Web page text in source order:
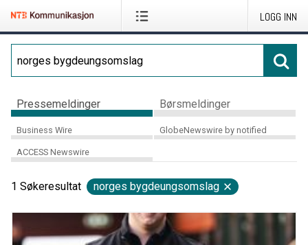
LOGG INN
Pressemeldinger Børsmeldinger
Business Wire GlobeNewswire by notified
ACCESS Newswire
1 Søkeresultat norges bygdeungsomslag